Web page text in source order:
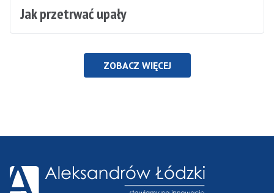
Jak przetrwać upały
ZOBACZ WIĘCEJ